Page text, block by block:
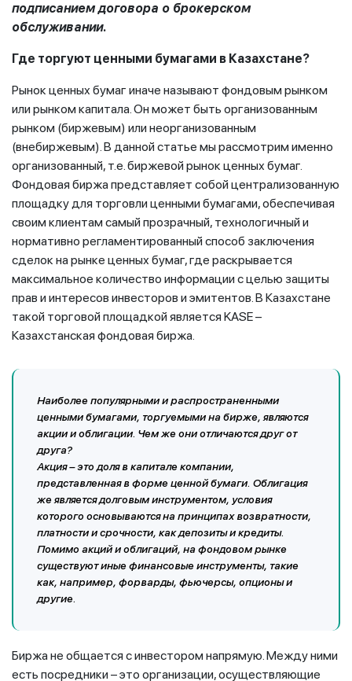
подписанием договора о брокерском
обслуживании.
Где торгуют ценными бумагами в Казахстане?
Рынок ценных бумаг иначе называют фондовым рынком
или рынком капитала. Он может быть организованным
рынком (биржевым) или неорганизованным
(внебиржевым). В данной статье мы рассмотрим именно
организованный, т.е. биржевой рынок ценных бумаг.
Фондовая биржа представляет собой централизованную
площадку для торговли ценными бумагами, обеспечивая
своим клиентам самый прозрачный, технологичный и
нормативно регламентированный способ заключения
сделок на рынке ценных бумаг, где раскрывается
максимальное количество информации с целью защиты
прав и интересов инвесторов и эмитентов. В Казахстане
такой торговой площадкой является KASE –
Казахстанская фондовая биржа.
Наиболее популярными и распространенными
ценными бумагами, торгуемыми на бирже, являются
акции и облигации. Чем же они отличаются друг от
друга?
Акция – это доля в капитале компании,
представленная в форме ценной бумаги. Облигация
же является долговым инструментом, условия
которого основываются на принципах возвратности,
платности и срочности, как депозиты и кредиты.
Помимо акций и облигаций, на фондовом рынке
существуют иные финансовые инструменты, такие
как, например, форварды, фьючерсы, опционы и
другие.
Биржа не общается с инвестором напрямую. Между ними
есть посредники – это организации, осуществляющие